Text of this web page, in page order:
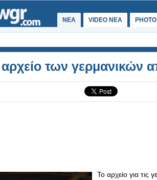
ΝΕΑ VIDEO NEA
των γερμανικών
Το αρχείο για τις